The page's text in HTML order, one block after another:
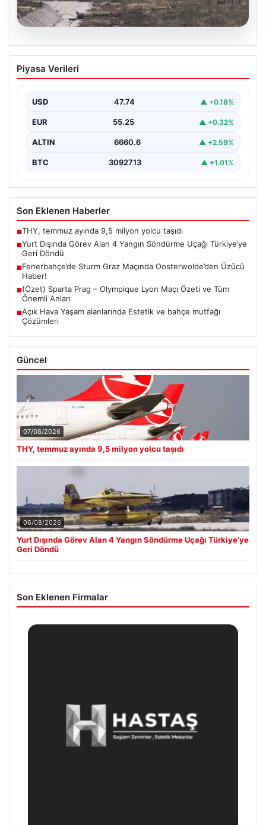
06.08.2026
Yurt Dışında Görev Alan 4 Yangın
Söndürme Uçağı Türkiye’ye Geri Döndü
göre, yaz boyunca İspanya ve Fransa’da çıkan orman…
Piyasa Verileri
USD 47.74 ▲ +0.18%
EUR 55.25 ▲ +0.32%
ALTIN 6660.6 ▲ +2.59%
BTC 3092713 ▲ +1.01%
Son Eklenen Haberler
■THY, temmuz ayında 9,5 milyon yolcu taşıdı
■Yurt Dışında Görev Alan 4 Yangın Söndürme Uçağı Türkiye’ye
Geri Döndü
■Fenerbahçe’de Sturm Graz Maçında Oosterwolde’den Üzücü
Haber!
■(Özet) Sparta Prag – Olympique Lyon Maçı Özeti ve Tüm
Önemli Anları
■Açık Hava Yaşam alanlarında Estetik ve bahçe mutfağı
Çözümleri
Güncel
07/08/2026
THY, temmuz ayında 9,5 milyon yolcu taşıdı
06/08/2026
Yurt Dışında Görev Alan 4 Yangın Söndürme Uçağı Türkiye’ye
Geri Döndü
Son Eklenen Firmalar